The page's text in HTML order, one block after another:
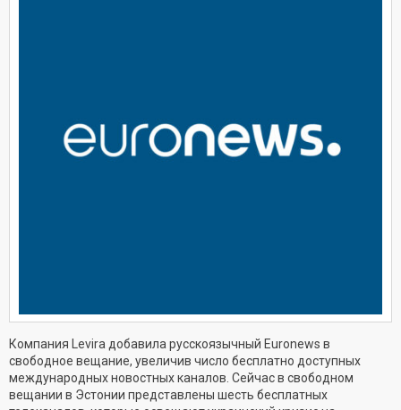
Компания Levira добавила русскоязычный Euronews в
свободное вещание, увеличив число бесплатно доступных
международных новостных каналов. Сейчас в свободном
вещании в Эстонии представлены шесть бесплатных